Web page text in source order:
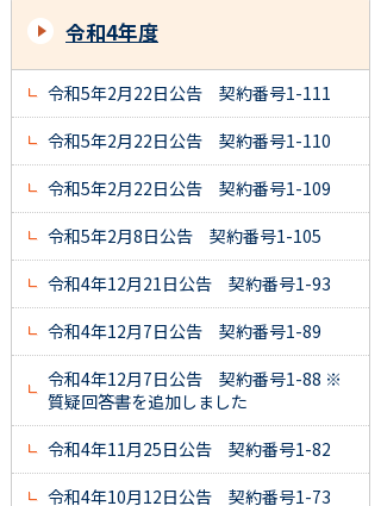
令和4年度
令和5年2月22日公告 契約番号1-111
令和5年2月22日公告 契約番号1-110
令和5年2月22日公告 契約番号1-109
令和5年2月8日公告 契約番号1-105
令和4年12月21日公告 契約番号1-93
令和4年12月7日公告 契約番号1-89
令和4年12月7日公告 契約番号1-88 ※
質疑回答書を追加しました
令和4年11月25日公告 契約番号1-82
令和4年10月12日公告 契約番号1-73